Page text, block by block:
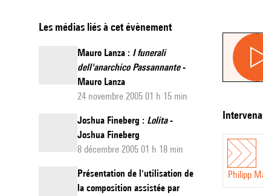
Les médias liés à cet évènement
Mauro Lanza : I funerali
dell'anarchico Passannante-
Mauro Lanza
24 novembre 2005 01 h 15 min
Joshua Fineberg : Lolita-
Joshua Fineberg
8 décembre 2005 01 h 18 min
Présentation de l'utilisation de
la composition assistée par
Philipp